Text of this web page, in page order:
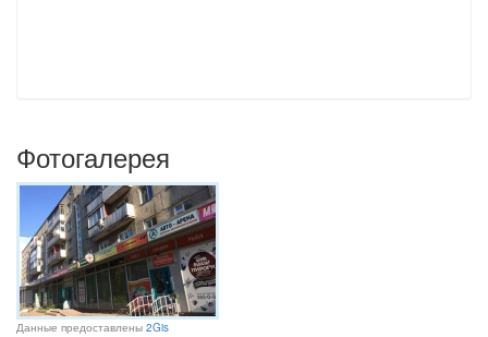
Фотогалерея
Данные предоставлены 2Gis